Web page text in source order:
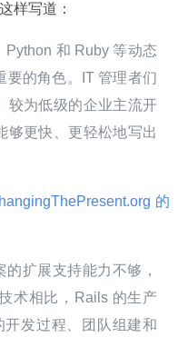
样写道：
和 Ruby 等动态
要的角色。IT 管理者们
较为低级的企业主流开
够更快、更轻松地写出
的
扩展支持能力不够，
术相比，Rails 的生产
发过程、团队组建和